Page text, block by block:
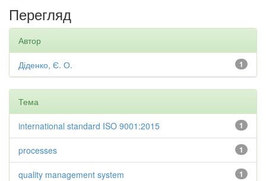
Перегляд
Автор
1
Діденко, Є. О.
Тема
1
international standard ISO 9001:2015
1
processes
1
quality management system